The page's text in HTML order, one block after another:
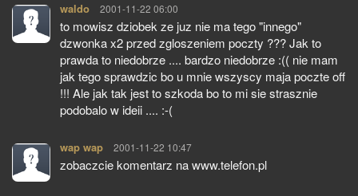
waldo pisze:
2001-11-22 06:00
to mowisz dziobek ze juz nie ma tego "innego"
dzwonka x2 przed zgloszeniem poczty ??? Jak to
prawda to niedobrze .... bardzo niedobrze :(( nie mam
jak tego sprawdzic bo u mnie wszyscy maja poczte off
!!! Ale jak tak jest to szkoda bo to mi sie strasznie
podobalo w ideii .... :-(
wap wap pisze:
2001-11-22 10:47
zobaczcie komentarz na www.telefon.pl